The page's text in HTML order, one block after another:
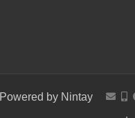
Powered by Nintay